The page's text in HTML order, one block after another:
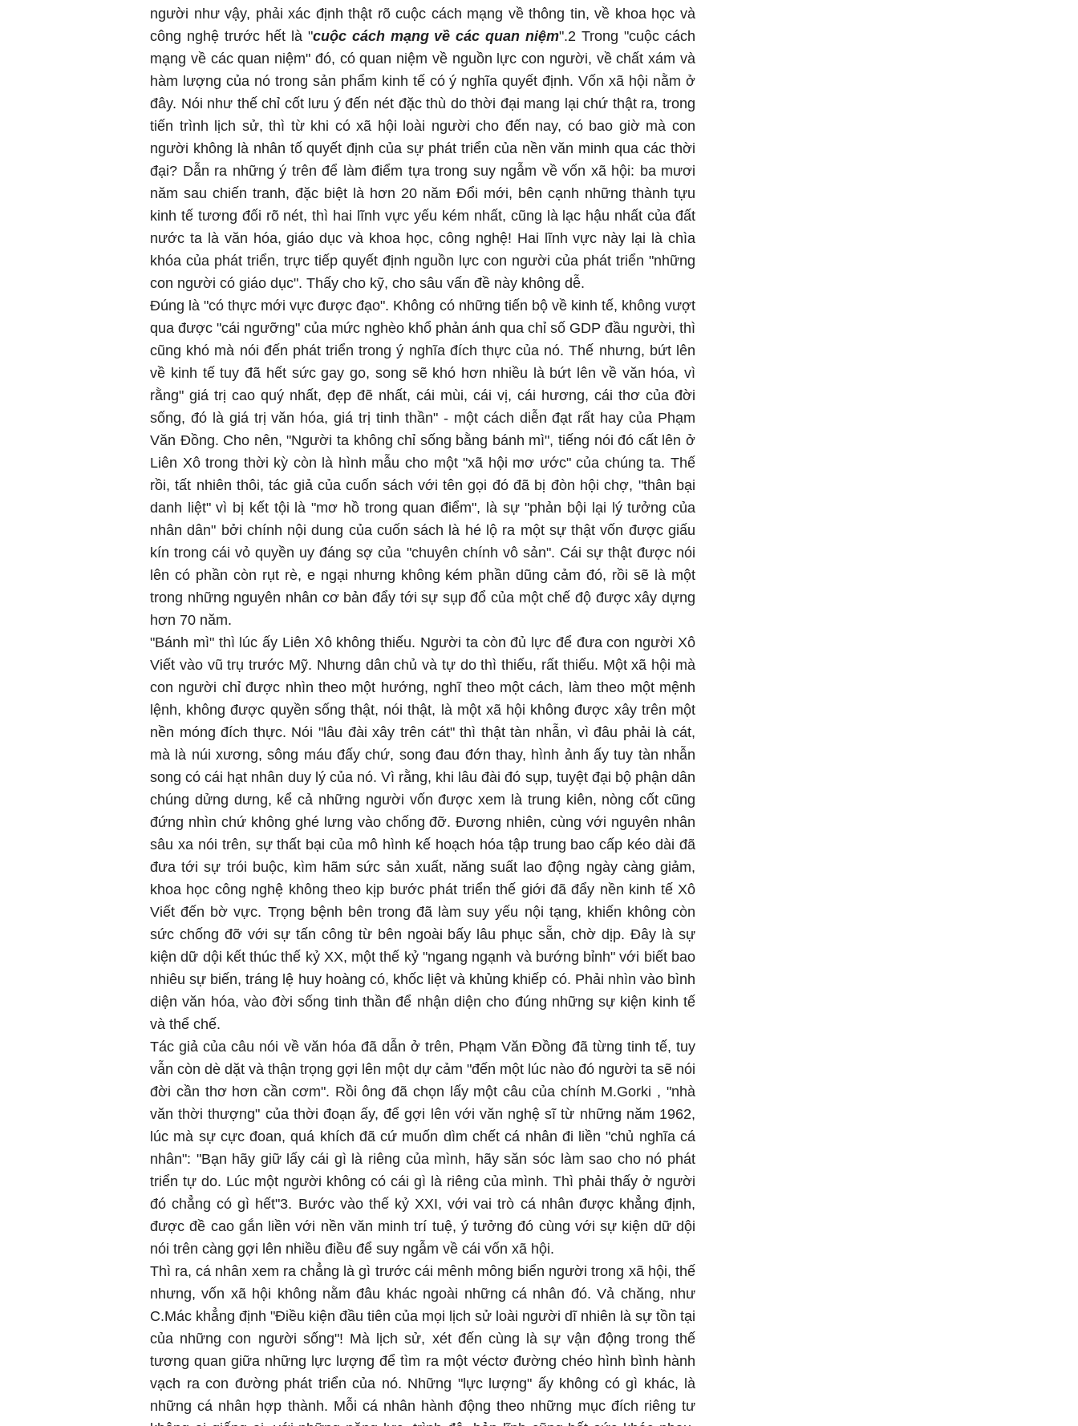
người như vậy, phải xác định thật rõ cuộc cách mạng về thông tin, về khoa học và
công nghệ trước hết là "cuộc cách mạng về các quan niệm".2 Trong "cuộc cách
mạng về các quan niệm" đó, có quan niệm về nguồn lực con người, về chất xám và
hàm lượng của nó trong sản phẩm kinh tế có ý nghĩa quyết định. Vốn xã hội nằm ở
đây. Nói như thế chỉ cốt lưu ý đến nét đặc thù do thời đại mang lại chứ thật ra, trong
tiến trình lịch sử, thì từ khi có xã hội loài người cho đến nay, có bao giờ mà con
người không là nhân tố quyết định của sự phát triển của nền văn minh qua các thời
đại? Dẫn ra những ý trên để làm điểm tựa trong suy ngẫm về vốn xã hội: ba mươi
năm sau chiến tranh, đặc biệt là hơn 20 năm Đổi mới, bên cạnh những thành tựu
kinh tế tương đối rõ nét, thì hai lĩnh vực yếu kém nhất, cũng là lạc hậu nhất của đất
nước ta là văn hóa, giáo dục và khoa học, công nghệ! Hai lĩnh vực này lại là chìa
khóa của phát triển, trực tiếp quyết định nguồn lực con người của phát triển "những
con người có giáo dục". Thấy cho kỹ, cho sâu vấn đề này không dễ.
Đúng là "có thực mới vực được đạo". Không có những tiến bộ về kinh tế, không vượt
qua được "cái ngưỡng" của mức nghèo khổ phản ánh qua chỉ số GDP đầu người, thì
cũng khó mà nói đến phát triển trong ý nghĩa đích thực của nó. Thế nhưng, bứt lên
về kinh tế tuy đã hết sức gay go, song sẽ khó hơn nhiều là bứt lên về văn hóa, vì
rằng" giá trị cao quý nhất, đẹp đẽ nhất, cái mùi, cái vị, cái hương, cái thơ của đời
sống, đó là giá trị văn hóa, giá trị tinh thần" - một cách diễn đạt rất hay của Phạm
Văn Đồng. Cho nên, "Người ta không chỉ sống bằng bánh mì", tiếng nói đó cất lên ở
Liên Xô trong thời kỳ còn là hình mẫu cho một "xã hội mơ ước" của chúng ta. Thế
rồi, tất nhiên thôi, tác giả của cuốn sách với tên gọi đó đã bị đòn hội chợ, "thân bại
danh liệt" vì bị kết tội là "mơ hồ trong quan điểm", là sự "phản bội lại lý tưởng của
nhân dân" bởi chính nội dung của cuốn sách là hé lộ ra một sự thật vốn được giấu
kín trong cái vỏ quyền uy đáng sợ của "chuyên chính vô sản". Cái sự thật được nói
lên có phần còn rụt rè, e ngại nhưng không kém phần dũng cảm đó, rồi sẽ là một
trong những nguyên nhân cơ bản đẩy tới sự sụp đổ của một chế độ được xây dựng
hơn 70 năm.
"Bánh mì" thì lúc ấy Liên Xô không thiếu. Người ta còn đủ lực để đưa con người Xô
Viết vào vũ trụ trước Mỹ. Nhưng dân chủ và tự do thì thiếu, rất thiếu. Một xã hội mà
con người chỉ được nhìn theo một hướng, nghĩ theo một cách, làm theo một mệnh
lệnh, không được quyền sống thật, nói thật, là một xã hội không được xây trên một
nền móng đích thực. Nói "lâu đài xây trên cát" thì thật tàn nhẫn, vì đâu phải là cát,
mà là núi xương, sông máu đấy chứ, song đau đớn thay, hình ảnh ấy tuy tàn nhẫn
song có cái hạt nhân duy lý của nó. Vì rằng, khi lâu đài đó sụp, tuyệt đại bộ phận dân
chúng dửng dưng, kể cả những người vốn được xem là trung kiên, nòng cốt cũng
đứng nhìn chứ không ghé lưng vào chống đỡ. Đương nhiên, cùng với nguyên nhân
sâu xa nói trên, sự thất bại của mô hình kế hoạch hóa tập trung bao cấp kéo dài đã
đưa tới sự trói buộc, kìm hãm sức sản xuất, năng suất lao động ngày càng giảm,
khoa học công nghệ không theo kịp bước phát triển thế giới đã đẩy nền kinh tế Xô
Viết đến bờ vực. Trọng bệnh bên trong đã làm suy yếu nội tạng, khiến không còn
sức chống đỡ với sự tấn công từ bên ngoài bấy lâu phục sẵn, chờ dịp. Đây là sự
kiện dữ dội kết thúc thế kỷ XX, một thế kỷ "ngang ngạnh và bướng bỉnh" với biết bao
nhiêu sự biến, tráng lệ huy hoàng có, khốc liệt và khủng khiếp có. Phải nhìn vào bình
diện văn hóa, vào đời sống tinh thần để nhận diện cho đúng những sự kiện kinh tế
và thể chế.
Tác giả của câu nói về văn hóa đã dẫn ở trên, Phạm Văn Đồng đã từng tinh tế, tuy
vẫn còn dè dặt và thận trọng gợi lên một dự cảm "đến một lúc nào đó người ta sẽ nói
đời cần thơ hơn cần cơm". Rồi ông đã chọn lấy một câu của chính M.Gorki , "nhà
văn thời thượng" của thời đoạn ấy, để gợi lên với văn nghệ sĩ từ những năm 1962,
lúc mà sự cực đoan, quá khích đã cứ muốn dìm chết cá nhân đi liền "chủ nghĩa cá
nhân": "Bạn hãy giữ lấy cái gì là riêng của mình, hãy săn sóc làm sao cho nó phát
triển tự do. Lúc một người không có cái gì là riêng của mình. Thì phải thấy ở người
đó chẳng có gì hết"3. Bước vào thế kỷ XXI, với vai trò cá nhân được khẳng định,
được đề cao gắn liền với nền văn minh trí tuệ, ý tưởng đó cùng với sự kiện dữ dội
nói trên càng gợi lên nhiều điều để suy ngẫm về cái vốn xã hội.
Thì ra, cá nhân xem ra chẳng là gì trước cái mênh mông biển người trong xã hội, thế
nhưng, vốn xã hội không nằm đâu khác ngoài những cá nhân đó. Vả chăng, như
C.Mác khẳng định "Điều kiện đầu tiên của mọi lịch sử loài người dĩ nhiên là sự tồn tại
của những con người sống"! Mà lịch sử, xét đến cùng là sự vận động trong thế
tương quan giữa những lực lượng để tìm ra một véctơ đường chéo hình bình hành
vạch ra con đường phát triển của nó. Những "lực lượng" ấy không có gì khác, là
những cá nhân hợp thành. Mỗi cá nhân hành động theo những mục đích riêng tư